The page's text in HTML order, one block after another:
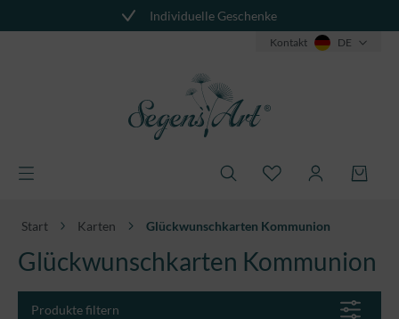
Individuelle Geschenke
Kontakt DE
Produkte filtern
Start Karten Glückwunschkarten Kommunion​
Glückwunschkarten Kommunion​